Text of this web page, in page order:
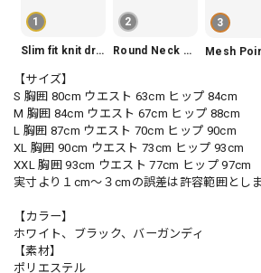
1
Slim fit knit dress(3color) V1330
2
Round Neck Tiered Sleeveless Dress V2290
3
【サイズ】
S 胸囲 80cm ウエスト 63cm ヒップ 84cm
M 胸囲 84cm ウエスト 67cm ヒップ 88cm
L 胸囲 87cm ウエスト 70cm ヒップ 90cm
XL 胸囲 90cm ウエスト 73cm ヒップ 93cm
XXL 胸囲 93cm ウエスト 77cm ヒップ 97cm
実寸より１cm〜３cmの誤差は許容範囲とし
【カラー】
ホワイト、ブラック、バーガンディ
【素材】
ポリエステル